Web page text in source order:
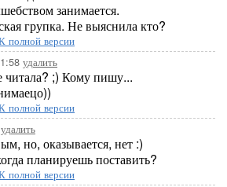
занимается.
групка. Не выяснила кто?
полной версии
удалить
читала? ;) Кому пишу...
полной версии
удалить
но, оказывается, нет :)
планируешь поставить?
полной версии